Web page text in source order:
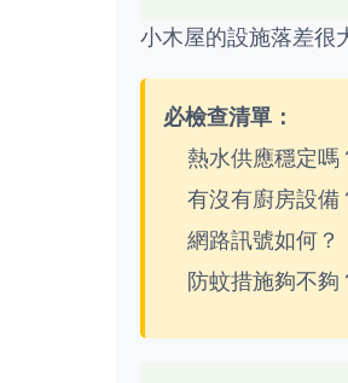
小木屋的設施落差很
必檢查清單：
熱水供應穩定嗎
有沒有廚房設備
網路訊號如何？
防蚊措施夠不夠